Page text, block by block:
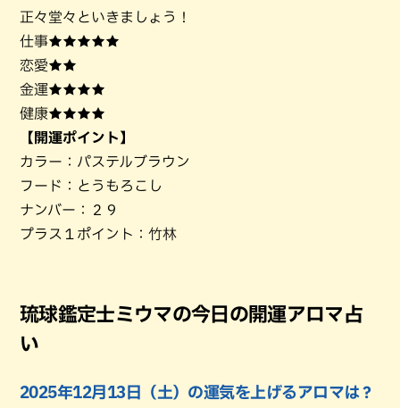
正々堂々といきましょう！
仕事★★★★★
恋愛★★
金運★★★★
健康★★★★
【開運ポイント】
カラー：パステルブラウン
フード：とうもろこし
ナンバー：２９
プラス１ポイント：竹林
琉球鑑定士ミウマの今日の開運アロマ占
い
2025年12月13日（土）の運気を上げるアロマは？